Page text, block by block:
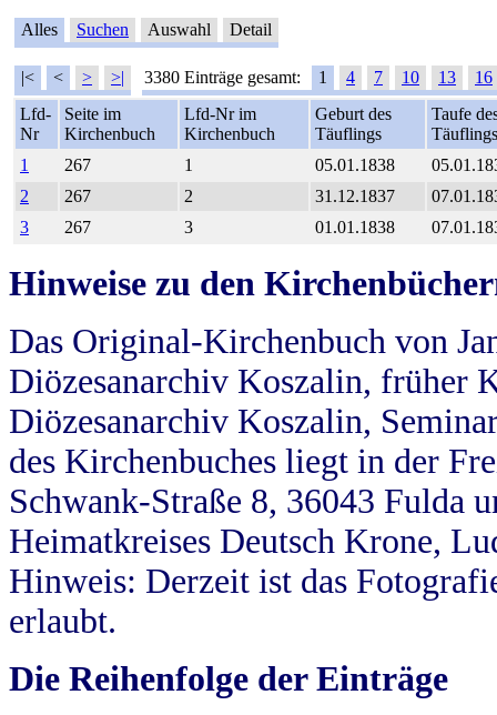
Alles Suchen Auswahl Detail
|< < > >| 3380 Einträge gesamt: 1 4 7 10 13
16
Lfd-
Nr
Seite im
Kirchenbuch
Lfd-Nr im
Kirchenbuch
Geburt des
Täuflings
Taufe
Täuflings
1
267 1 05.01.1838
2
267 2 31.12.1837
3
267 3 01.01.1838
Hinweise zu den
Das Original-Kirchenbuch von
Diözesanarchiv Koszalin, früher
Diözesanarchiv Koszalin,
des Kirchenbuches liegt in der
Schwank-Straße 8, 36043 Fulda
Heimatkreises Deutsch Krone,
Hinweis: Derzeit ist das
erlaubt.
Die Reihenfolge der Einträge